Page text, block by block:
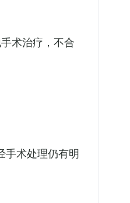
术治疗，不合
手术处理仍有明